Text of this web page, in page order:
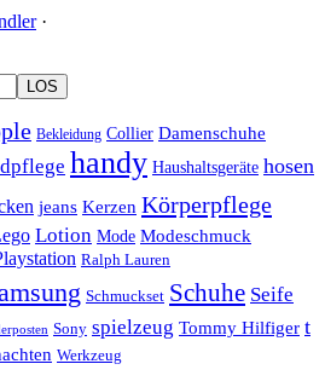
·
LOS
Bekleidung Collier Damenschuhe
handy Haushaltsgeräte hosen
jeans Kerzen Körperpflege
Lotion Mode Modeschmuck
Ralph Lauren
Schmuckset Schuhe Seife
Sony spielzeug Tommy Hilfiger t
Werkzeug